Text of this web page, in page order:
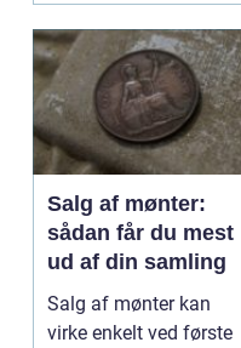
Salg af mønter:
sådan får du mest
ud af din samling
Salg af mønter kan
virke enkelt ved første